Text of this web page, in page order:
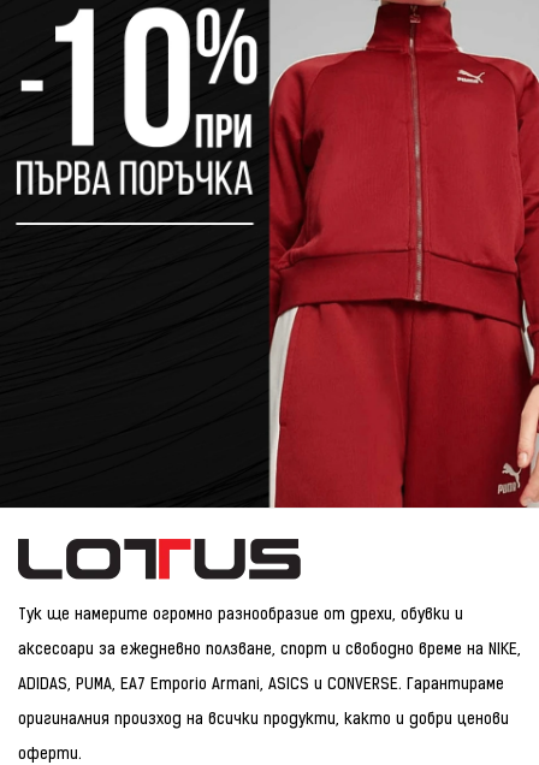
Тук ще намерите огромно разнообразие от дрехи, обувки и
аксесоари за ежедневно ползване, спорт и свободно време на NIKE,
ADIDAS, PUMA, EA7 Emporio Armani, ASICS и CONVERSE. Гарантираме
оригиналния произход на всички продукти, както и добри ценови
оферти.